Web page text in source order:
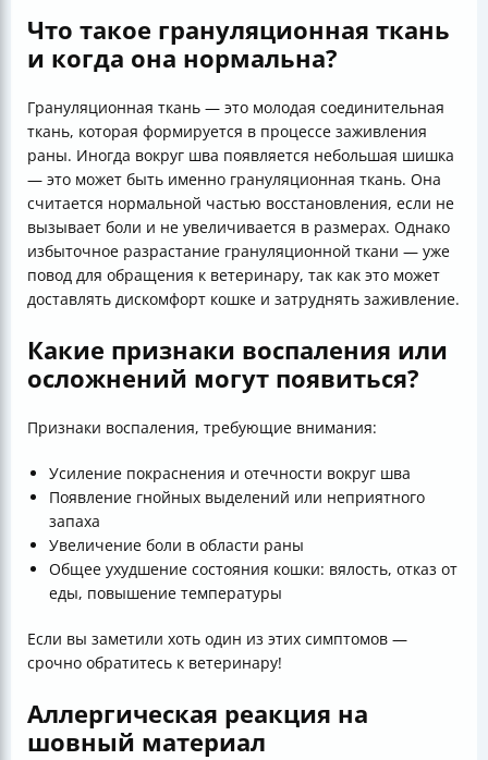
Что такое грануляционная ткань
и когда она нормальна?
Грануляционная ткань — это молодая соединительная
ткань, которая формируется в процессе заживления
раны. Иногда вокруг шва появляется небольшая шишка
— это может быть именно грануляционная ткань. Она
считается нормальной частью восстановления, если не
вызывает боли и не увеличивается в размерах. Однако
избыточное разрастание грануляционной ткани — уже
повод для обращения к ветеринару, так как это может
доставлять дискомфорт кошке и затруднять заживление.
Какие признаки воспаления или
осложнений могут появиться?
Признаки воспаления, требующие внимания:
Усиление покраснения и отечности вокруг шва
Появление гнойных выделений или неприятного
запаха
Увеличение боли в области раны
Общее ухудшение состояния кошки: вялость, отказ от
еды, повышение температуры
Если вы заметили хоть один из этих симптомов —
срочно обратитесь к ветеринару!
Аллергическая реакция на
шовный материал